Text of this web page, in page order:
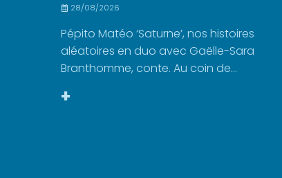
28/08/2026
Pépito Matéo ‘Saturne’, nos histoires
aléatoires en duo avec Gaëlle-Sara
Branthomme, conte. Au coin de...
+